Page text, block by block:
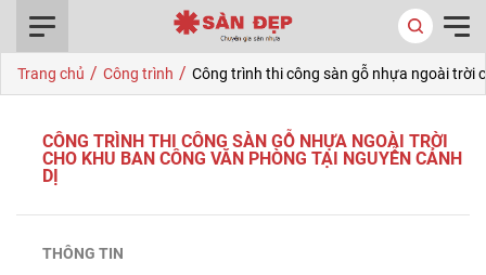
Trang chủ / Công trình / Công trình thi công sàn gỗ nhựa ngoài trời
CÔNG TRÌNH THI CÔNG SÀN GỖ NHỰA NGOÀI TRỜI
CHO KHU BAN CÔNG VĂN PHÒNG TẠI NGUYỄN CẢNH
DỊ
THÔNG TIN